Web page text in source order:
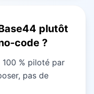
plutôt
code ?
100 % piloté par
pas de